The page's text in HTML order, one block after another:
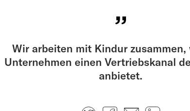
Wir arbeiten mit Kindur zusammen,
Unternehmen einen Vertriebskanal
anbietet.